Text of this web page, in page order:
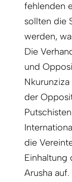
fehlenden
sollten die
werden,
Die
und
der
die
Einhaltung
Arusha